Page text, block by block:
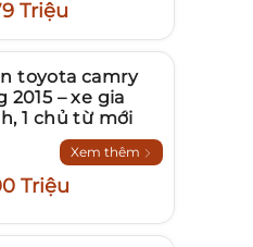
Triệu
toyota camry
2015 – xe gia
1 chủ từ mới
Xem thêm
Triệu